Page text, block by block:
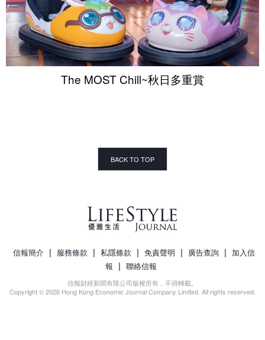
The MOST Chill~秋日多重賞
BACK TO TOP
信報簡介 | 服務條款 | 私隱條款 | 免責聲明 | 廣告查詢 | 加入信
報 | 聯絡信報
信報財經新聞有限公司版權所有，不得轉載。
Copyright © 2026 Hong Kong Economic Journal Company Limited. All rights reserved.